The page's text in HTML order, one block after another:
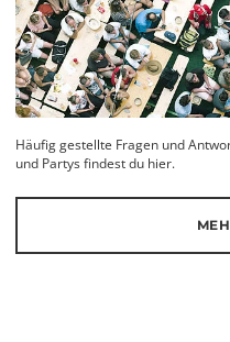
Häufig gestellte Fragen und
und Partys findest du hier.